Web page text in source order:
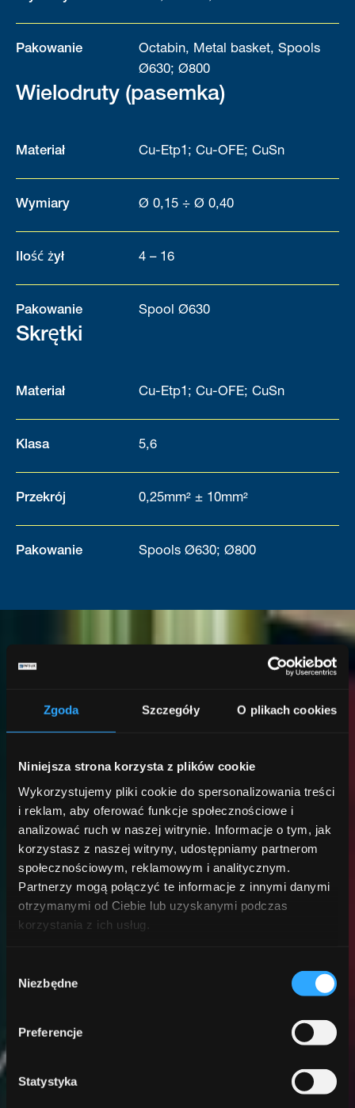
Zgoda Szczegóły O plikach cookies
Niniejsza strona korzysta z plików cookie
Wykorzystujemy pliki cookie do spersonalizowania treści
i reklam, aby oferować funkcje społecznościowe i
analizować ruch w naszej witrynie. Informacje o tym, jak
korzystasz z naszej witryny, udostępniamy partnerom
społecznościowym, reklamowym i analitycznym.
Partnerzy mogą połączyć te informacje z innymi danymi
otrzymanymi od Ciebie lub uzyskanymi podczas
korzystania z ich usług.
zgody
Niezbędne
Preferencje
Statystyka
Pakowanie
Octabin, Metal basket, Spools
Ø630; Ø800
Wielodruty (pasemka)
Materiał Cu-Etp1; Cu-OFE; CuSn
Wymiary Ø 0,15 ÷ Ø 0,40
Ilość żył 4 – 16
Pakowanie Spool Ø630
Skrętki
Materiał Cu-Etp1; Cu-OFE; CuSn
Klasa 5,6
Przekrój 0,25mm² ± 10mm²
Pakowanie Spools Ø630; Ø800